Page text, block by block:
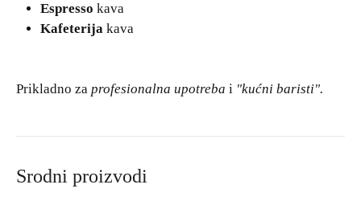
Espresso kava
Kafeterija kava
Prikladno za profesionalna upotreba i "kućni baristi".
Srodni proizvodi